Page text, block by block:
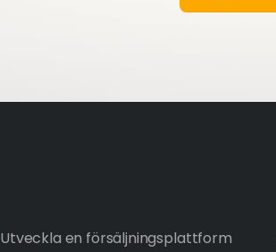
Utveckla en försäljningsplattform